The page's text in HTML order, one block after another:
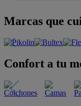
Marcas que
Confort a tu